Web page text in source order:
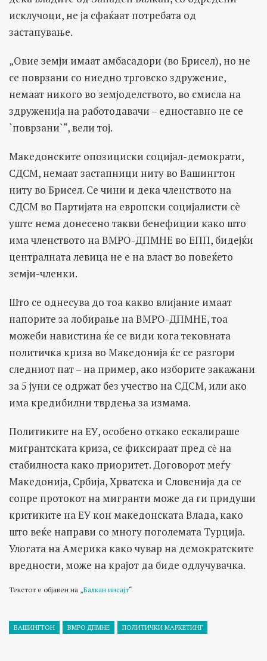
исклучоци, не ја сфаќаат потребата од
застапување.
„Овие земји имаат амбасадори (во Брисел), но не
се поврзани со ниедно трговско здружение,
немаат никого во земјоделството, во смисла на
здруженија на работодавачи – едноставно не се
`поврзани`“, вели тој.
Македонските опозициски социјал-демократи,
СДСМ, немаат застапници ниту во Вашингтон
ниту во Брисел. Се чини и дека членството на
СДСМ во Партијата на европски социјалисти сè
уште нема донесено такви бенефиции како што
има членството на ВМРО-ДПМНЕ во ЕПП, бидејќи
централната левица не е на власт во повеќето
земји-членки.
Што се однесува до тоа какво влијание имаат
напорите за лобирање на ВМРО-ДПМНЕ, тоа
можеби навистина ќе се види кога тековната
политичка криза во Македонија ќе се разгори
следниот пат – на пример, ако изборите закажани
за 5 јуни се одржат без учество на СДСМ, или ако
има кредибилни тврдења за измама.
Политиките на ЕУ, особено откако ескалираше
мигрантската криза, се фиксираат пред сѐ на
стабилноста како приоритет. Договорот меѓу
Македонија, Србија, Хрватска и Словенија да се
сопре протокот на мигранти може да ги придуши
критиките на ЕУ кон македонската Влада, како
што веќе направи со многу поголемата Турција.
Улогата на Америка како чувар на демократските
вредности, може на крајот да биде одлучувачка.
Текстот е објавен на „ Балкан инсајт“
ВАШИНГТОН ВМРО ДПМНЕ ПОЛИТИЧКИ МАРКЕТИНГ